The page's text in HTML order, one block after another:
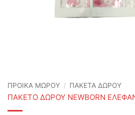
ΠΡΟΙΚΑ ΜΩΡΟΥ / ΠΑΚΕΤΑ ΔΩΡΟΥ
ΠΑΚΕΤΟ ΔΩΡΟΥ NEWBORN